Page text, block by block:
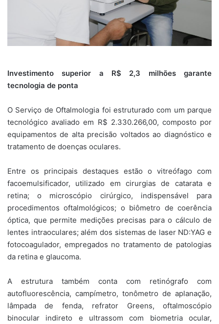
Investimento superior a R$ 2,3 milhões garante
tecnologia de ponta
O Serviço de Oftalmologia foi estruturado com um parque
tecnológico avaliado em R$ 2.330.266,00, composto por
equipamentos de alta precisão voltados ao diagnóstico e
tratamento de doenças oculares.
Entre os principais destaques estão o vitreófago com
facoemulsificador, utilizado em cirurgias de catarata e
retina; o microscópio cirúrgico, indispensável para
procedimentos oftalmológicos; o biômetro de coerência
óptica, que permite medições precisas para o cálculo de
lentes intraoculares; além dos sistemas de laser ND:YAG e
fotocoagulador, empregados no tratamento de patologias
da retina e glaucoma.
A estrutura também conta com retinógrafo com
autofluorescência, campímetro, tonômetro de aplanação,
lâmpada de fenda, refrator Greens, oftalmoscópio
binocular indireto e ultrassom com biometria ocular,